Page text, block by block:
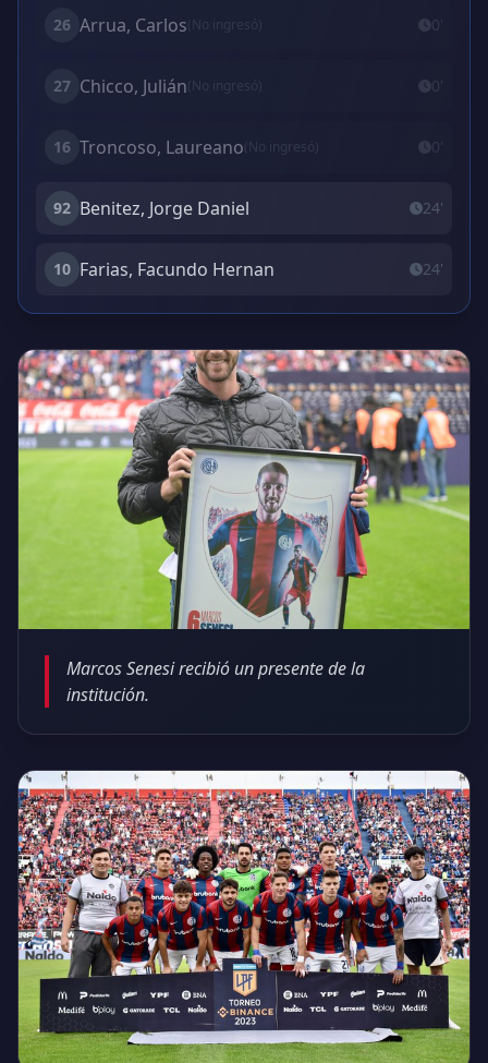
26 Arrua, Carlos(No ingresó) 0'
27 Chicco, Julián(No ingresó) 0'
16 Troncoso, Laureano(No ingresó) 0'
92 Benitez, Jorge Daniel 24'
10 Farias, Facundo Hernan 24'
Marcos Senesi recibió un presente de la
institución.